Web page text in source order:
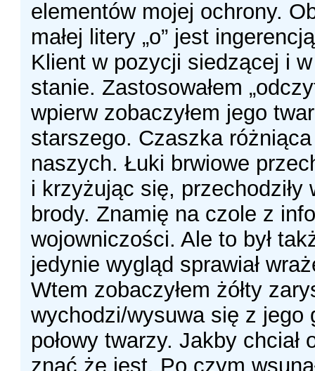
elementów mojej ochrony.
małej litery „o” jest
Klient w pozycji siedzącej i
stanie. Zastosowałem
wpierw zobaczyłem jego
starszego. Czaszka
naszych. Łuki brwiowe
i krzyżując się, przechodziły
brody. Znamię na czole z
wojowniczości. Ale to był
jedynie wygląd sprawiał
Wtem zobaczyłem żółty
wychodzi/wysuwa się z jego
połowy twarzy. Jakby chciał
znać że jest. Po czym